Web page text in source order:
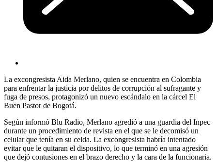
La excongresista Aida Merlano, quien se encuentra en Colombia
para enfrentar la justicia por delitos de corrupción al sufragante y
fuga de presos, protagonizó un nuevo escándalo en la cárcel El
Buen Pastor de Bogotá.
Según informó Blu Radio, Merlano agredió a una guardia del Inpec
durante un procedimiento de revista en el que se le decomisó un
celular que tenía en su celda. La excongresista habría intentado
evitar que le quitaran el dispositivo, lo que terminó en una agresión
que dejó contusiones en el brazo derecho y la cara de la funcionaria.